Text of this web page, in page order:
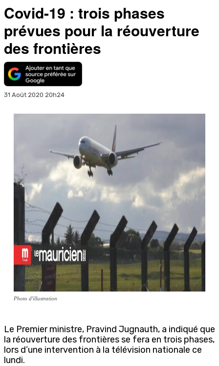
Covid-19 : trois phases
prévues pour la réouverture
des frontières
31 Août 2020 20h24
Photo d'illustration
Le Premier ministre, Pravind Jugnauth, a indiqué que
la réouverture des frontières se fera en trois phases,
lors d’une intervention à la télévision nationale ce
lundi.